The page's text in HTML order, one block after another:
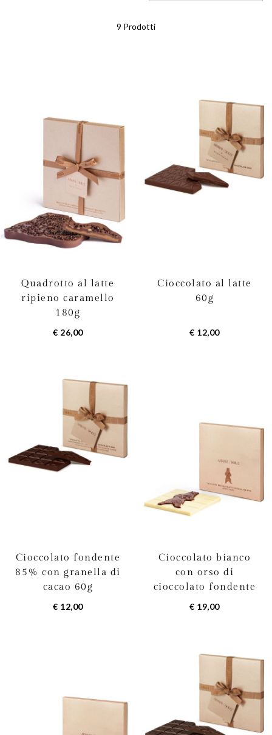
9 Prodotti
Quadrotto al latte
ripieno caramello
180g
€ 26,00
Cioccolato al latte
60g
€ 12,00
Cioccolato fondente
85% con granella di
cacao 60g
€ 12,00
Cioccolato bianco
con orso di
cioccolato fondente
70g
€ 19,00